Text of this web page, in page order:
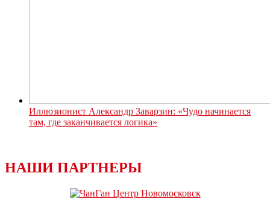
Иллюзионист Александр Заварзин: «Чудо начинается
там, где заканчивается логика»
НАШИ ПАРТНЕРЫ